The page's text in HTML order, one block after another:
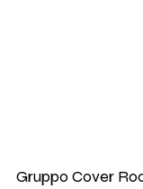
Gruppo Cover